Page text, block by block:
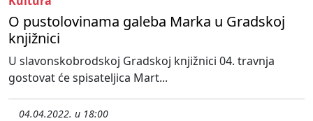
O pustolovinama galeba Marka u Gradskoj
knjižnici
U slavonskobrodskoj Gradskoj knjižnici 04. travnja
gostovat će spisateljica Mart...
04.04.2022. u 18:00